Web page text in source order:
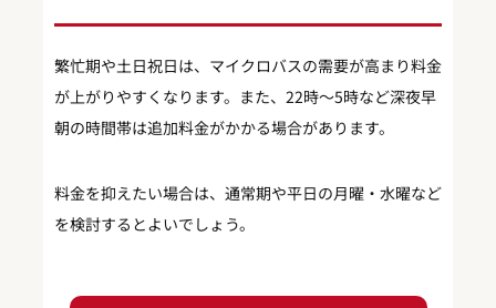
繁忙期や土日祝日は、マイクロバスの需要が高まり料金
が上がりやすくなります。また、22時〜5時など深夜早
朝の時間帯は追加料金がかかる場合があります。
料金を抑えたい場合は、通常期や平日の月曜・水曜など
を検討するとよいでしょう。